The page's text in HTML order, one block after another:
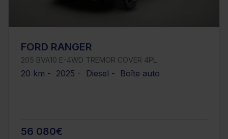
FORD RANGER
205 BVA10 E-4WD TREMOR COVER 4PL
20 km - 2025 - Diesel - Boîte auto
56 080€